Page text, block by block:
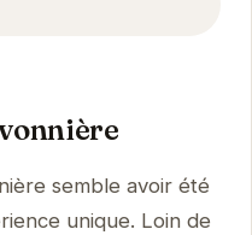
semble avoir été
unique. Loin de